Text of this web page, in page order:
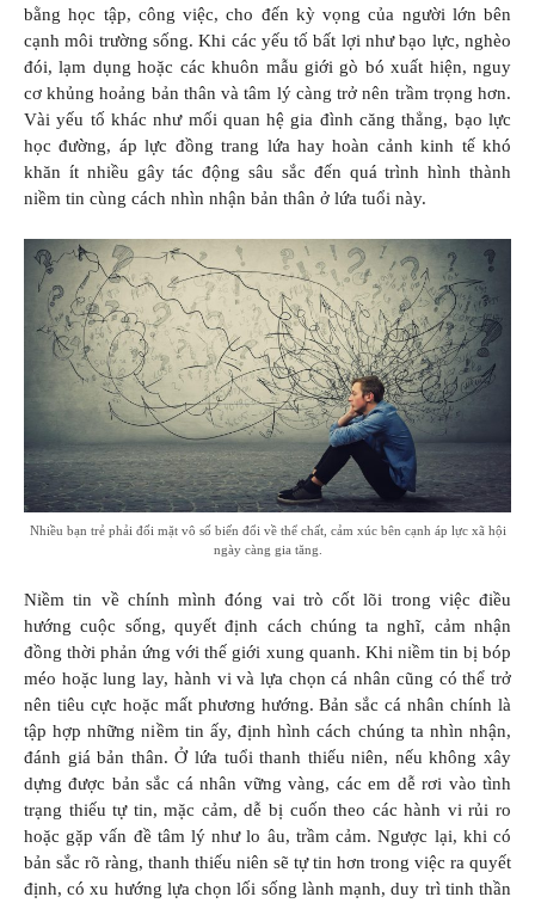
bằng học tập, công việc, cho đến kỳ vọng của người lớn bên
cạnh môi trường sống. Khi các yếu tố bất lợi như bạo lực, nghèo
đói, lạm dụng hoặc các khuôn mẫu giới gò bó xuất hiện, nguy
cơ khủng hoảng bản thân và tâm lý càng trở nên trầm trọng hơn.
Vài yếu tố khác như mối quan hệ gia đình căng thẳng, bạo lực
học đường, áp lực đồng trang lứa hay hoàn cảnh kinh tế khó
khăn ít nhiều gây tác động sâu sắc đến quá trình hình thành
niềm tin cùng cách nhìn nhận bản thân ở lứa tuổi này.
Nhiều bạn trẻ phải đối mặt vô số biến đổi về thể chất, cảm xúc bên cạnh áp lực xã hội
ngày càng gia tăng.
Niềm tin về chính mình đóng vai trò cốt lõi trong việc điều
hướng cuộc sống, quyết định cách chúng ta nghĩ, cảm nhận
đồng thời phản ứng với thế giới xung quanh. Khi niềm tin bị bóp
méo hoặc lung lay, hành vi và lựa chọn cá nhân cũng có thể trở
nên tiêu cực hoặc mất phương hướng. Bản sắc cá nhân chính là
tập hợp những niềm tin ấy, định hình cách chúng ta nhìn nhận,
đánh giá bản thân. Ở lứa tuổi thanh thiếu niên, nếu không xây
dựng được bản sắc cá nhân vững vàng, các em dễ rơi vào tình
trạng thiếu tự tin, mặc cảm, dễ bị cuốn theo các hành vi rủi ro
hoặc gặp vấn đề tâm lý như lo âu, trầm cảm. Ngược lại, khi có
bản sắc rõ ràng, thanh thiếu niên sẽ tự tin hơn trong việc ra quyết
định, có xu hướng lựa chọn lối sống lành mạnh, duy trì tinh thần